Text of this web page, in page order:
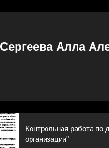
Сергеева Алла
Контрольная работа по
организации"